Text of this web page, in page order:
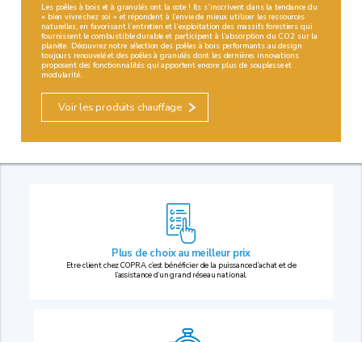
Les poêles à bois et à granulés ont la cote ! Ils s’inscrivent dans la tendance du
« bien vivre chez soi » et répondent à l’envie de mieux utiliser les ressources
naturelles, en favorisant l’entretien et l’exploitation des massifs forestiers qui
fournissent le combustible durable et participent à l’absorption du CO2 sur la
planète. Découvrez notre sélection des poêles à bois performants au design
toujours renouvelé et des poêles à granulés dont les dernières innovations
proposent des fonctionnalités qui apportent encore plus de souplesse et
modularité.
Voir les produits chauffage
Plus de choix au meilleur prix
Etre client chez COPRA, c’est bénéficier de la puissance d’achat et de
l’assistance d’un grand réseau national.